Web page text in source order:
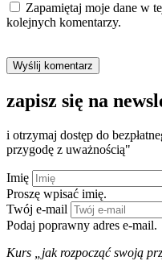
Zapamiętaj moje dane w
kolejnych komentarzy.
zapisz się na
i otrzymaj dostęp do
przygodę z uważnością"
Imię
Proszę wpisać imię.
Twój e-mail
Podaj poprawny adres e-mail.
Kurs „jak rozpocząć swoją